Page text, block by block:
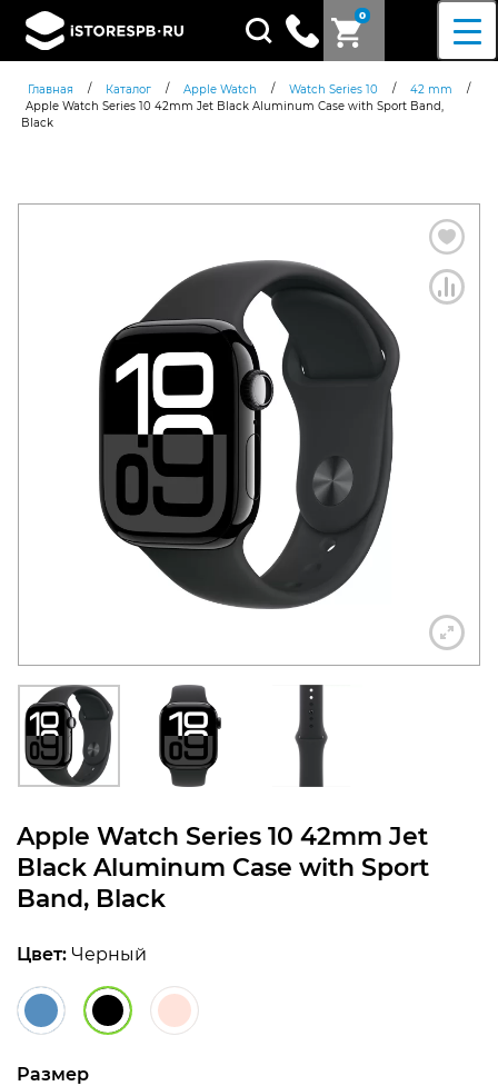
0
Поиск
товаров
Главная / Каталог / Apple Watch / Watch Series 10 / 42 mm
/
Apple Watch Series 10 42mm Jet Black Aluminum Case with Sport Band,
Black
Apple Watch Series 10 42mm Jet
Black Aluminum Case with Sport
Band, Black
Цвет: Черный
Размер
Согласен cполитикой
конфиденциальности
+7 812 318-40-14
(c 10:00 до 21:00, без
выходных)